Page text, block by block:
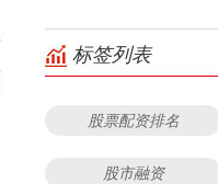
标签列表
股票配资排名
股市融资